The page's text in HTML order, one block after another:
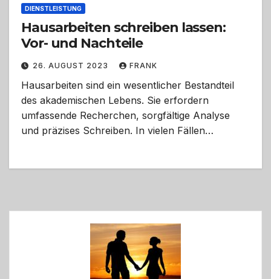
DIENSTLEISTUNG
Hausarbeiten schreiben lassen:
Vor- und Nachteile
26. AUGUST 2023 FRANK
Hausarbeiten sind ein wesentlicher Bestandteil
des akademischen Lebens. Sie erfordern
umfassende Recherchen, sorgfältige Analyse
und präzises Schreiben. In vielen Fällen…